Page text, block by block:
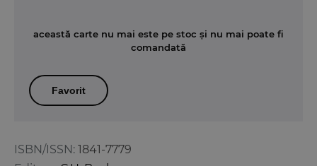
ISBN/ISSN: 1841-7779
această carte nu mai este pe stoc și nu mai poate fi
comandată
Favorit